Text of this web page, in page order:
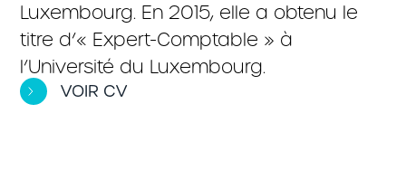
Luxembourg. En 2015, elle a obtenu le
titre d’« Expert-Comptable » à
l’Université du Luxembourg.
VOIR CV